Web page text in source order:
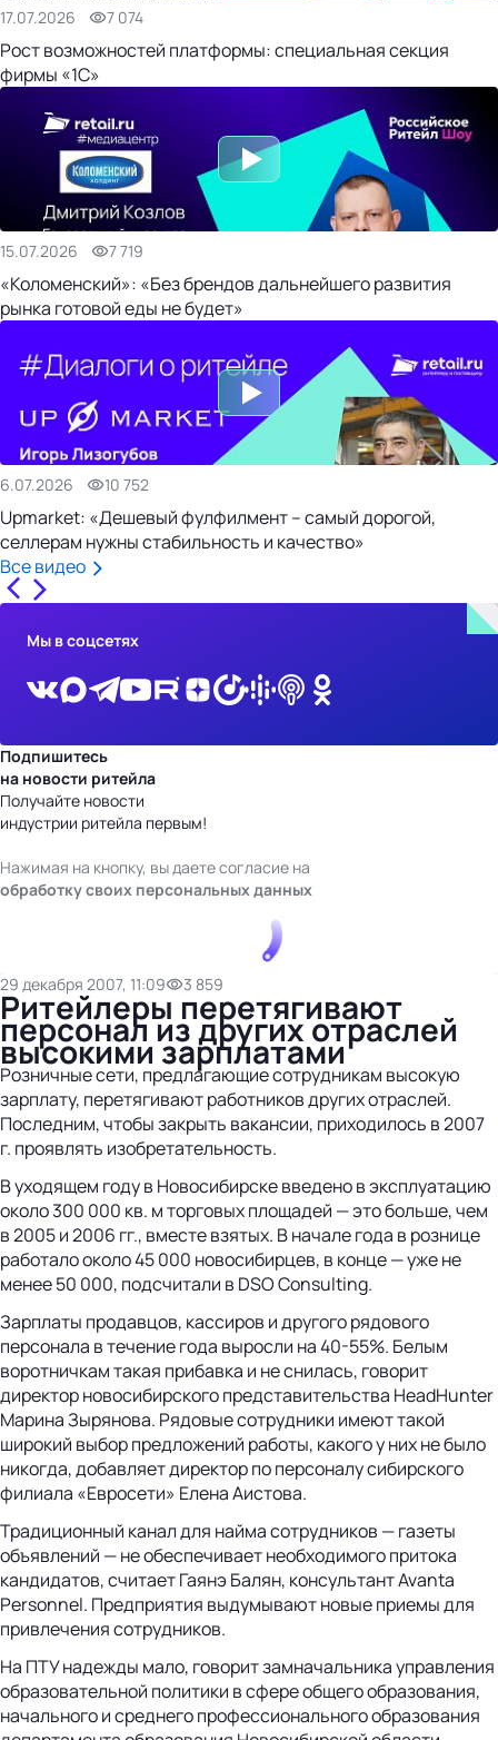
17.07.2026 7 074
Рост возможностей платформы: специальная секция
фирмы «1С»
15.07.2026 7 719
«Коломенский»: «Без брендов дальнейшего развития
рынка готовой еды не будет»
6.07.2026 10 752
Upmarket: «Дешевый фулфилмент – самый дорогой,
селлерам нужны стабильность и качество»
Все видео
Мы в соцсетях
Подпишитесь
на новости ритейла
Получайте новости
индустрии ритейла первым!
Нажимая на кнопку, вы даете согласие на
обработку своих персональных данных
29 декабря 2007, 11:09 3 859
Ритейлеры перетягивают
персонал из других отраслей
высокими зарплатами
Розничные сети, предлагающие сотрудникам высокую
зарплату, перетягивают работников других отраслей.
Последним, чтобы закрыть вакансии, приходилось в 2007
г. проявлять изобретательность.
В уходящем году в Новосибирске введено в эксплуатацию
около 300 000 кв. м торговых площадей — это больше, чем
в 2005 и 2006 гг., вместе взятых. В начале года в рознице
работало около 45 000 новосибирцев, в конце — уже не
менее 50 000, подсчитали в DSO Consulting.
Зарплаты продавцов, кассиров и другого рядового
персонала в течение года выросли на 40-55%. Белым
воротничкам такая прибавка и не снилась, говорит
директор новосибирского представительства HeadHunter
Марина Зырянова. Рядовые сотрудники имеют такой
широкий выбор предложений работы, какого у них не было
никогда, добавляет директор по персоналу сибирского
филиала «Евросети» Елена Аистова.
Традиционный канал для найма сотрудников — газеты
объявлений — не обеспечивает необходимого притока
кандидатов, считает Гаянэ Балян, консультант Avanta
Personnel. Предприятия выдумывают новые приемы для
привлечения сотрудников.
На ПТУ надежды мало, говорит замначальника управления
образовательной политики в сфере общего образования,
начального и среднего профессионального образования